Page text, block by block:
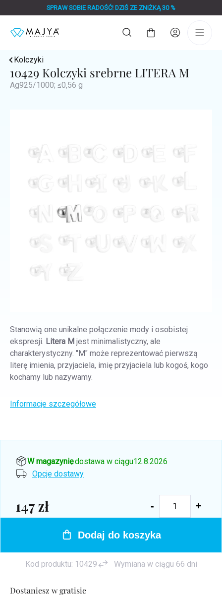
do
SPRAW SOBIE RADOŚĆ! DZIŚ ZE ZNIŻKĄ 30 %
Koszyk
Kolczyki
10429 Kolczyki srebrne LITERA M
Ag925/1000; ≤0,56 g
Dostaniesz w gratisie
Stanowią one unikalne połączenie mody i osobistej
ekspresji. Litera M jest minimalistyczny, ale
charakterystyczny. "M" może reprezentować pierwszą
literę imienia, przyjaciela, imię przyjaciela lub kogoś, kogo
kochamy lub nazywamy.
Informacje szczegółowe
W magazynie, dostawa w ciągu12.8.2026
Opcje dostawy
147 zł
Cena
Dodaj do koszyka
Kod produktu: 10429 Wymiana w ciągu 66 dni